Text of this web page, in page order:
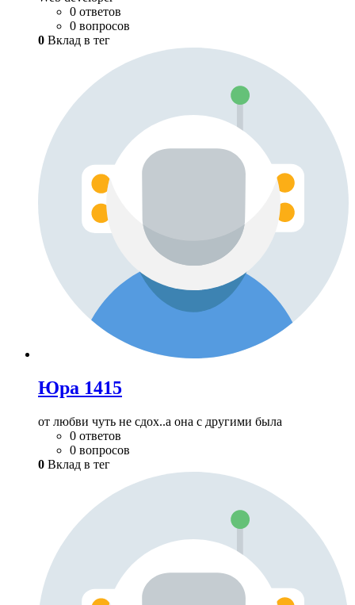
0 ответов
0 вопросов
0 Вклад в тег
Юра 1415
от любви чуть не сдох..а она с другими была
0 ответов
0 вопросов
0 Вклад в тег